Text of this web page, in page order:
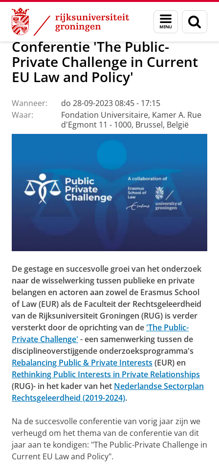
Skip
Content
Skip
Navigation
Menu
en
zoeken
Over ons Agenda
Conferentie 'The Public-
Private Challenge in Current
EU Law and Policy'
Wanneer:
do 28-09-2023 08:45 - 17:15
Waar:
Fondation Universitaire, Kamer A. Rue
d'Egmont 11 - 1000, Brussel, België
De gestage en succesvolle groei van het onderzoek
naar de wisselwerking tussen publieke en private
belangen en actoren aan zowel de Erasmus School
of Law (EUR) als de Faculteit der Rechtsgeleerdheid
van de Rijksuniversiteit Groningen (RUG) is verder
versterkt door de oprichting van de 'The Public-
Private Challenge' - een samenwerking tussen de
disciplineoverstijgende onderzoeksprogramma's
Rebalancing Public & Private Interests (EUR) en
Rethinking Public Interests in Private Relationships
(RUG)- in het kader van het Nederlandse Sectorplan
Rechtsgeleerdheid (2019-2024).
Na de succesvolle conferentie van vorig jaar zijn we
verheugd om het thema van de conferentie van dit
jaar aan te kondigen: "The Public-Private Challenge in
Current EU Law and Policy".